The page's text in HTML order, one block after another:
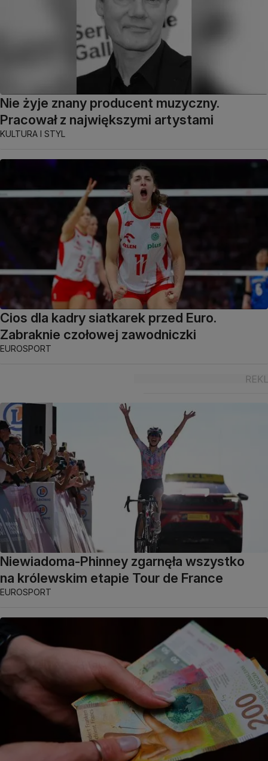
Nie żyje znany producent muzyczny.
Pracował z największymi artystami
KULTURA I STYL
Cios dla kadry siatkarek przed Euro.
Zabraknie czołowej zawodniczki
EUROSPORT
Niewiadoma-Phinney zgarnęła wszystko
na królewskim etapie Tour de France
EUROSPORT